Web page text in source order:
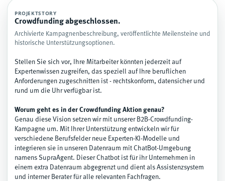
PROJEKTSTORY
Crowdfunding abgeschlossen.
Archivierte Kampagnenbeschreibung, veröffentlichte Meilensteine und
historische Unterstützungsoptionen.
Stellen Sie sich vor, Ihre Mitarbeiter könnten jederzeit auf
Expertenwissen zugreifen, das speziell auf Ihre beruflichen
Anforderungen zugeschnitten ist - rechtskonform, datensicher und
rund um die Uhr verfügbar ist.
Worum geht es in der Crowdfunding Aktion genau?
Genau diese Vision setzen wir mit unserer B2B-Crowdfunding-
Kampagne um. Mit Ihrer Unterstützung entwickeln wir für
verschiedene Berufsfelder neue Experten-KI-Modelle und
integrieren sie in unseren Datenraum mit ChatBot-Umgebung
namens SupraAgent. Dieser Chatbot ist für ihr Unternehmen in
einem extra Datenraum abgegrenzt und dient als Assistenzsystem
und interner Berater für alle relevanten Fachfragen.